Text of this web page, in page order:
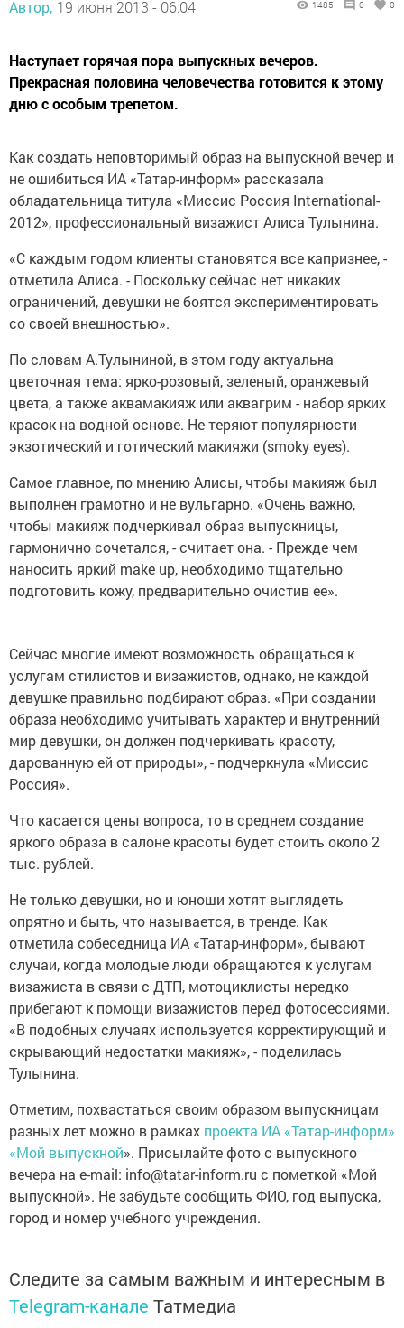
Автор, 19 июня 2013 - 06:04 1485 0 0
Наступает горячая пора выпускных вечеров.
Прекрасная половина человечества готовится к этому
дню с особым трепетом.
Как создать неповторимый образ на выпускной вечер и
не ошибиться ИА «Татар-информ» рассказала
обладательница титула «Миссис Россия International-
2012», профессиональный визажист Алиса Тулынина.
«С каждым годом клиенты становятся все капризнее, -
отметила Алиса. - Поскольку сейчас нет никаких
ограничений, девушки не боятся экспериментировать
со своей внешностью».
По словам А.Тулыниной, в этом году актуальна
цветочная тема: ярко-розовый, зеленый, оранжевый
цвета, а также аквамакияж или аквагрим - набор ярких
красок на водной основе. Не теряют популярности
экзотический и готический макияжи (smoky eyes).
Самое главное, по мнению Алисы, чтобы макияж был
выполнен грамотно и не вульгарно. «Очень важно,
чтобы макияж подчеркивал образ выпускницы,
гармонично сочетался, - считает она. - Прежде чем
наносить яркий make up, необходимо тщательно
подготовить кожу, предварительно очистив ее».
Сейчас многие имеют возможность обращаться к
услугам стилистов и визажистов, однако, не каждой
девушке правильно подбирают образ. «При создании
образа необходимо учитывать характер и внутренний
мир девушки, он должен подчеркивать красоту,
дарованную ей от природы», - подчеркнула «Миссис
Россия».
Что касается цены вопроса, то в среднем создание
яркого образа в салоне красоты будет стоить около 2
тыс. рублей.
Не только девушки, но и юноши хотят выглядеть
опрятно и быть, что называется, в тренде. Как
отметила собеседница ИА «Татар-информ», бывают
случаи, когда молодые люди обращаются к услугам
визажиста в связи с ДТП, мотоциклисты нередко
прибегают к помощи визажистов перед фотосессиями.
«В подобных случаях используется корректирующий и
скрывающий недостатки макияж», - поделилась
Тулынина.
Отметим, похвастаться своим образом выпускницам
разных лет можно в рамках проекта ИА «Татар-информ»
«Мой выпускной». Присылайте фото с выпускного
вечера на e-mail: info@tatar-inform.ru с пометкой «Мой
выпускной». Не забудьте сообщить ФИО, год выпуска,
город и номер учебного учреждения.
Следите за самым важным и интересным в
Telegram-канале Татмедиа